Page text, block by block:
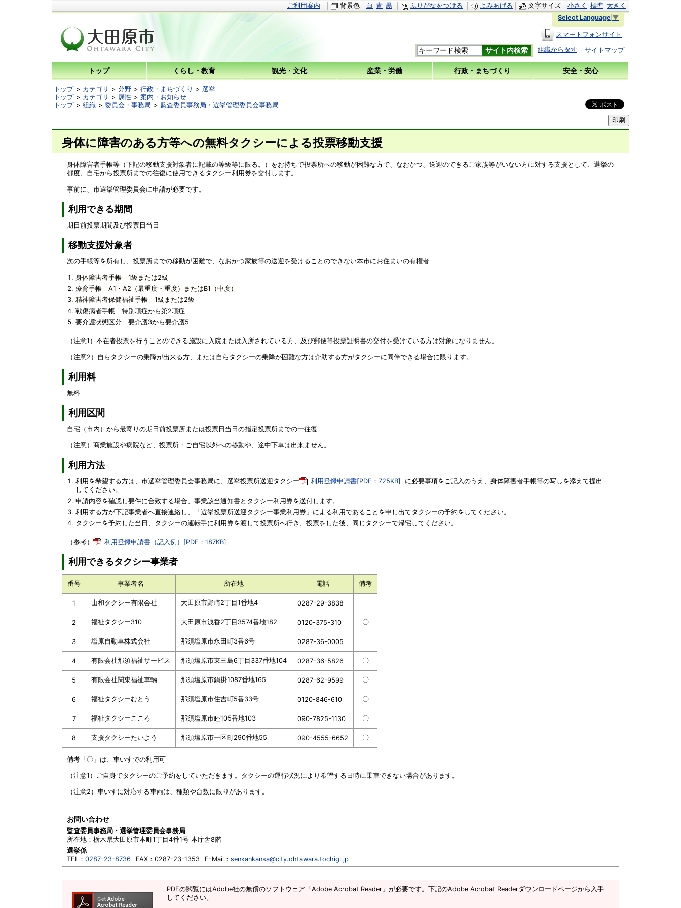
文字サイズ 小さく 標準 大きく
ご利用案内 背景色 白 青 黒 ふりがなをつける
よみあげる
Select Language ▼
スマートフォンサイト
組織から探す
サイトマップ
トップ くらし・教育 観光・文化 産業・労働 行政・まちづくり 安全・安心
トップ カテゴリ 分野 行政・まちづくり
選挙
トップ
カテゴリ 属性
案内・お知らせ
トップ
組織 委員会・事務局 監査委員事務局・選挙管理委員会事務局
身体に障害のある方等への無料タクシーによる投票移動支援
身体障害者手帳等（下記の移動支援対象者に記載の等級等に限る。）をお持ちで投票所への移動が困難な方で、なおかつ、送迎のできるご家族等がいない方に対する支援として、選挙の
都度、自宅から投票所までの往復に使用できるタクシー利用券を交付します。
事前に、市選挙管理委員会に申請が必要です。
利用できる期間
期日前投票期間及び投票日当日
移動支援対象者
次の手帳等を所有し、投票所までの移動が困難で、なおかつ家族等の送迎を受けることのできない本市にお住まいの有権者
身体障害者手帳 1級または2級
療育手帳 A1・A2（最重度・重度）またはB1（中度）
精神障害者保健福祉手帳 1級または2級
戦傷病者手帳 特別項症から第2項症
要介護状態区分 要介護3から要介護5
（注意1）不在者投票を行うことのできる施設に入院または入所されている方、及び郵便等投票証明書の交付を受けている方は対象になりません。
（注意2）自らタクシーの乗降が出来る方、または自らタクシーの乗降が困難な方は介助する方がタクシーに同伴できる場合に限ります。
利用料
無料
利用区間
自宅（市内）から最寄りの期日前投票所または投票日当日の指定投票所までの一往復
（注意）商業施設や病院など、投票所・ご自宅以外への移動や、途中下車は出来ません。
利用方法
利用を希望する方は、市選挙管理委員会事務局に、選挙投票所送迎タクシー 利用登録申請書[PDF：725KB]
に必要事項をご記入のうえ、身体障害者手帳等の写しを添えて提出
してください。
申請内容を確認し要件に合致する場合、事業該当通知書とタクシー利用券を送付します。
利用する方が下記事業者へ直接連絡し、「選挙投票所送迎タクシー事業利用券」による利用であることを申し出てタクシーの予約をしてください。
タクシーを予約した当日、タクシーの運転手に利用券を渡して投票所へ行き、投票をした後、同じタクシーで帰宅してください。
（参考） 利用登録申請書（記入例）[PDF：187KB]
利用できるタクシー事業者
番号 事業者名 所在地 電話 備考
1 山和タクシー有限会社 大田原市野崎2丁目1番地4 0287-29-3838
2 福祉タクシー310 大田原市浅香2丁目3574番地182 0120-375-310 〇
3 塩原自動車株式会社 那須塩原市永田町3番6号 0287-36-0005
4 有限会社那須福祉サービス 那須塩原市東三島6丁目337番地104 0287-36-5826 〇
5 有限会社関東福祉車輛 那須塩原市鍋掛1087番地165 0287-62-9599 〇
6 福祉タクシーむとう 那須塩原市住吉町5番33号 0120-846-610 〇
7 福祉タクシーこころ 那須塩原市睦105番地103 090-7825-1130 〇
8 支援タクシーたいよう 那須塩原市一区町290番地55 090-4555-6652 〇
備考「〇」は、車いすでの利用可
（注意1）ご自身でタクシーのご予約をしていただきます。タクシーの運行状況により希望する日時に乗車できない場合があります。
（注意2）車いすに対応する車両は、種類や台数に限りがあります。
お問い合わせ
監査委員事務局・選挙管理委員会事務局
所在地： 栃木県大田原市本町1丁目4番1号 本庁舎8階
選挙係
TEL： 0287-23-8736 FAX： 0287-23-1353 E-Mail： senkankansa@city.ohtawara.tochigi.jp
PDFの閲覧にはAdobe社の無償のソフトウェア「Adobe Acrobat Reader」が必要です。下記のAdobe Acrobat Readerダウンロードページから入手
してください。